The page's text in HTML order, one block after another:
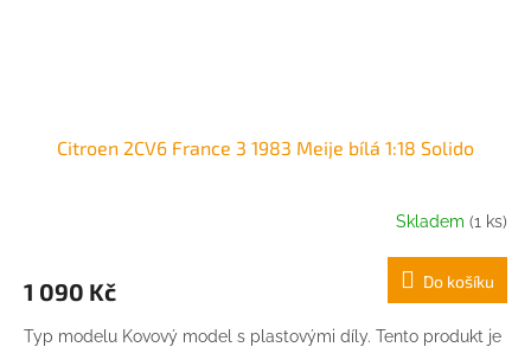
Citroen 2CV6 France 3 1983 Meije bílá 1:18 Solido
Skladem (1 ks)
1 090 Kč Do košíku
Typ modelu Kovový model s plastovými díly. Tento produkt je